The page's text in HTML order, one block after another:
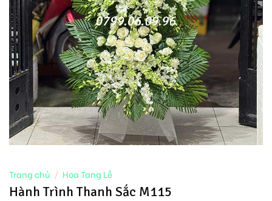
Trang chủ / Hoa Tang Lễ
Hành Trình Thanh Sắc M115